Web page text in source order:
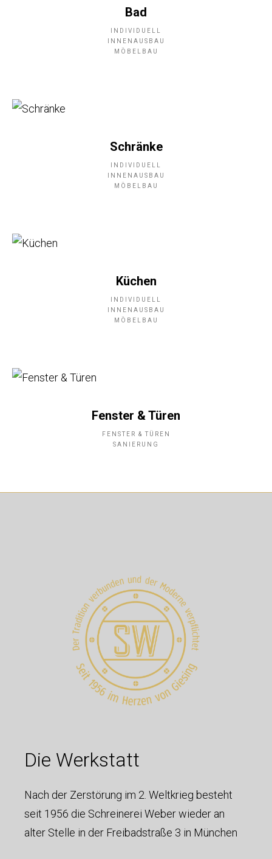
Bad
INDIVIDUELL
INNENAUSBAU
MÖBELBAU
Schränke
INDIVIDUELL
INNENAUSBAU
MÖBELBAU
Küchen
INDIVIDUELL
INNENAUSBAU
MÖBELBAU
Fenster & Türen
FENSTER & TÜREN
SANIERUNG
Die Werkstatt
Nach der Zerstörung im 2. Weltkrieg besteht
seit 1956 die Schreinerei Weber wieder an
alter Stelle in der Freibadstraße 3 in München